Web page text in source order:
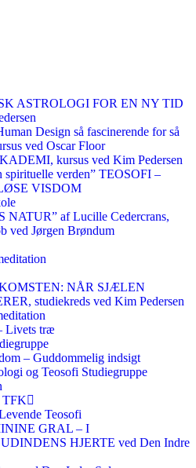
ASTROLOGI FOR EN NY TID
Design så fascinerende for så
ved Oscar Floor
kursus ved Kim Pedersen
spirituelle verden” TEOSOFI –
VISDOM
NATUR” af Lucille Cedercrans,
ved Jørgen Brøndum
NÅR SJÆLEN
studiekreds ved Kim Pedersen
Livets træ
– Guddommelig indsigt
og Teosofi Studiegruppe
TFK
Teosofi
GRAL – I
HJERTE ved Den Indre